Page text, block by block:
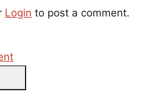
Login to post a comment.